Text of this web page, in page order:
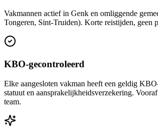
Vakmannen actief in Genk en omliggende
Tongeren, Sint-Truiden). Korte reistijden, geen
KBO-gecontroleerd
Elke aangesloten vakman heeft een geldig
statuut en aansprakelijkheidsverzekering.
team.